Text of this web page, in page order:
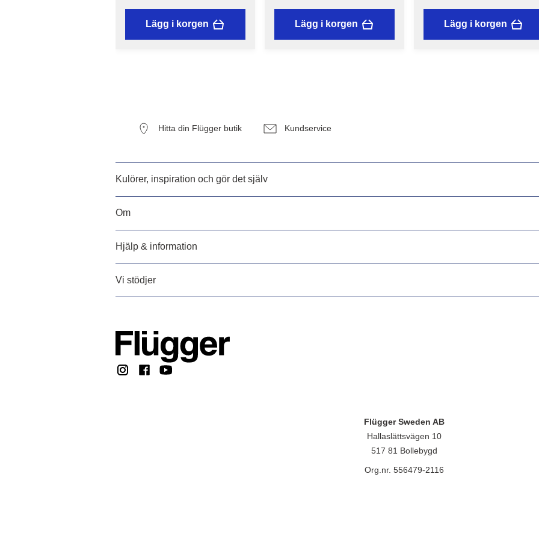
Lägg i korgen Lägg i korgen Lägg i korgen
Hitta din Flügger butik Kundservice
Kulörer, inspiration och gör det själv
Om
Hjälp & information
Vi stödjer
Flügger Sweden AB
Hallaslättsvägen 10
517 81 Bollebygd
Org.nr. 556479-2116